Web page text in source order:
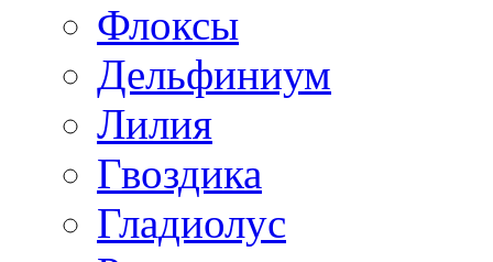
Флоксы
Дельфиниум
Лилия
Гвоздика
Гладиолус